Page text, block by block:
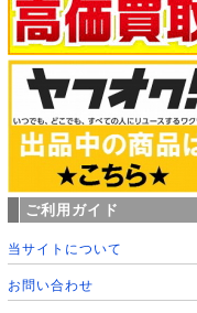
ご利用ガイド
当サイトについて
お問い合わせ